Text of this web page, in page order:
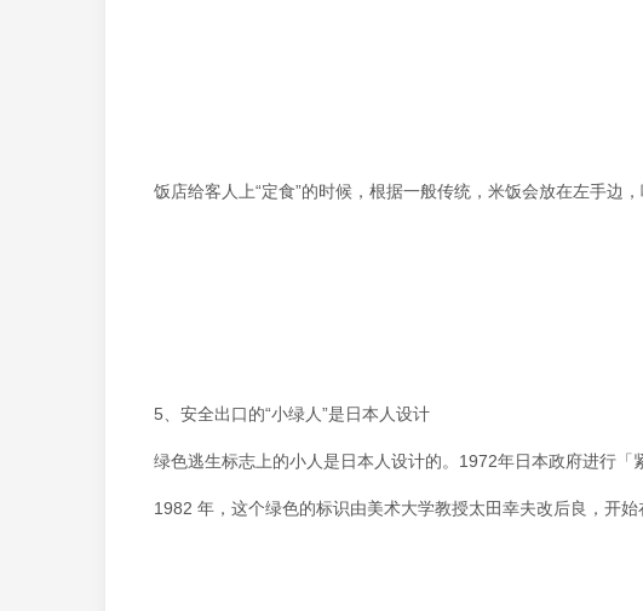
饭店给客人上“定食”的时候，根据一般传统，米饭会放在左手边
5、安全出口的“小绿人”是日本人设计
绿色逃生标志上的小人是日本人设计的。1972年日本政府进行
1982 年，这个绿色的标识由美术大学教授太田幸夫改后良，开始